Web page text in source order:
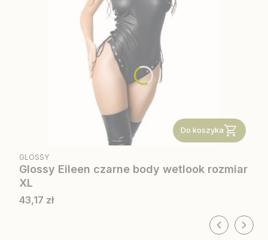
Do koszyka
PRODUCENT
GLOSSY
Glossy Eileen czarne body wetlook rozmiar
XL
Cena
43,17 zł